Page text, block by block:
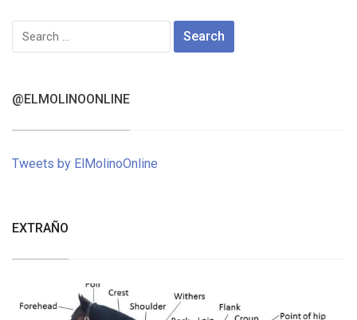
Search
for:
@ELMOLINOONLINE
Tweets by ElMolinoOnline
EXTRAÑO